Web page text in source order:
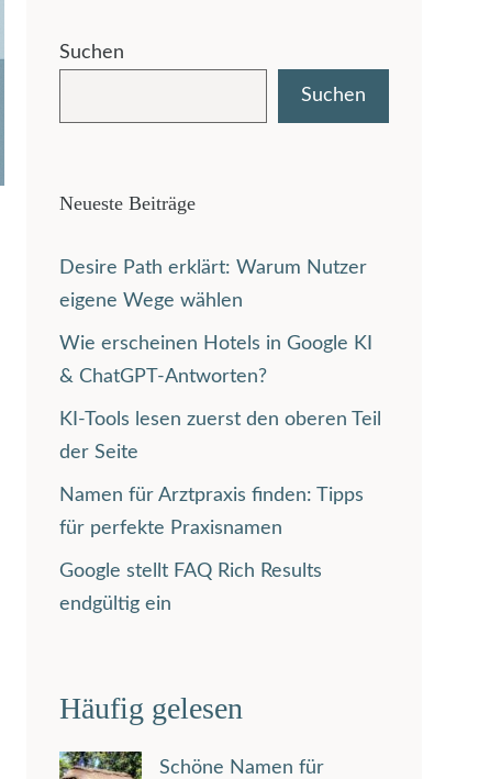
Suchen
Suchen
Neueste Beiträge
Desire Path erklärt: Warum Nutzer
eigene Wege wählen
Wie erscheinen Hotels in Google KI
& ChatGPT-Antworten?
KI-Tools lesen zuerst den oberen Teil
der Seite
Namen für Arztpraxis finden: Tipps
für perfekte Praxisnamen
Google stellt FAQ Rich Results
endgültig ein
Häufig gelesen
Schöne Namen für